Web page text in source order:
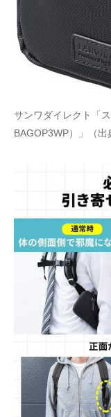
サンワダイレクト「
BAGOP3WP）」（出